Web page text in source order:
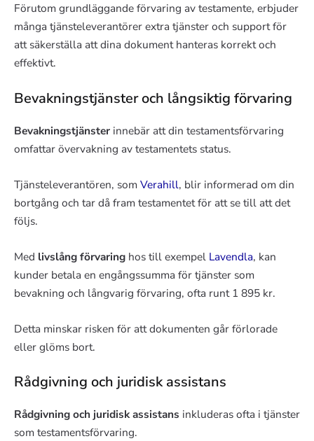
Förutom grundläggande förvaring av testamente, erbjuder
många tjänsteleverantörer extra tjänster och support för
att säkerställa att dina dokument hanteras korrekt och
effektivt.
Bevakningstjänster och långsiktig förvaring
Bevakningstjänster innebär att din testamentsförvaring
omfattar övervakning av testamentets status.
Tjänsteleverantören, som Verahill, blir informerad om din
bortgång och tar då fram testamentet för att se till att det
följs.
Med livslång förvaring hos till exempel Lavendla, kan
kunder betala en engångssumma för tjänster som
bevakning och långvarig förvaring, ofta runt 1 895 kr.
Detta minskar risken för att dokumenten går förlorade
eller glöms bort.
Rådgivning och juridisk assistans
Rådgivning och juridisk assistans inkluderas ofta i tjänster
som testamentsförvaring.